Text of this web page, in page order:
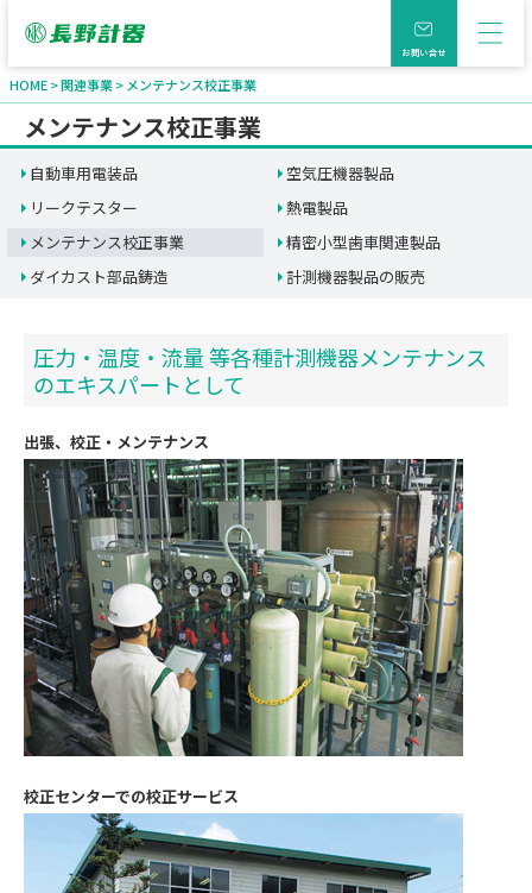
お問い合せ
HOME 関連事業 メンテナンス校正事業
メンテナンス校正事業
自動車用電装品
空気圧機器製品
リークテスター
熱電製品
メンテナンス校正事業
精密小型歯車関連製品
ダイカスト部品鋳造
計測機器製品の販売
圧力・温度・流量 等各種計測機器メンテナンス
のエキスパートとして
出張、校正・メンテナンス
校正センターでの校正サービス